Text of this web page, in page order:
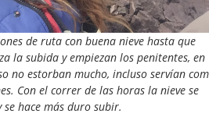
de ruta con buena nieve hasta que
la subida y empiezan los penitentes, en
no estorban mucho, incluso servían
Con el correr de las horas la nieve se
se hace más duro subir.